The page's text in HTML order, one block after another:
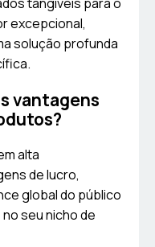
excepcional,
solução profunda
vantagens
alta
de lucro,
global do público
seu nicho de